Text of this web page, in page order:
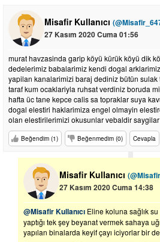
Misafir Kullanıcı
27 Kasım 2020 Cuma 01:56
murat havzasinda garip köyü kürük köyü dik
dedelerimiz babalarimiz kendi dogal
yapilan kanalarimizi baraj dediniz bütün
taraf kum ocaklariyla ruhsat verdiniz boruda
hafta üc tane kepce calis sa topraklar suya
dogal elestiri haklarimiza engel olmayin
olan elestirilerimizi okusunlar vebaldir saygilar
Beğendim (1) Beğenmedim (0) Cevapla
Misafir Kullanıcı
27 Kasım 2020 Cuma 14:38
@Misafir Kullanıcı Eline koluna sağlık su
yaptığı tek şey beyanat vermek sahaya
yapılan binalarda keyif çayı iciyorlar bir